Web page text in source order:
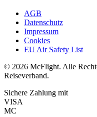
AGB
Datenschutz
Impressum
Cookies
EU Air Safety List
© 2026 McFlight. Alle
Reiseverband.
Sichere Zahlung mit
VISA
MC